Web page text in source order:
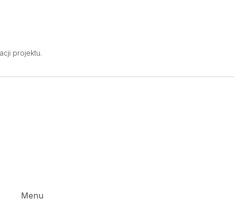
projektu.
Menu